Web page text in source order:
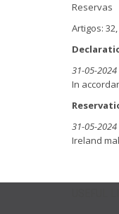
Reservas
Artigos: 32,
31-05-2024
In
31-05-2024
Ireland